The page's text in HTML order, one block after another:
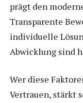
prägt den
Transparente
individuelle
Abwicklung sind
Wer diese
Vertrauen, stärkt